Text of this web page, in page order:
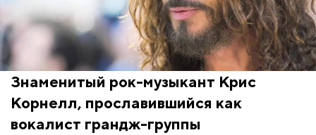
Знаменитый рок-музыкант Крис
Корнелл, прославившийся как
вокалист грандж-группы